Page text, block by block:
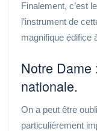
Finalement, c’est
l’instrument de
magnifique édifice
Notre Dame
nationale.
On a peut être
particulièrement